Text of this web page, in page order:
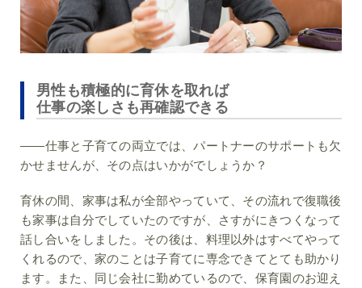
男性も積極的に育休を取れば
仕事の楽しさも再確認できる
――仕事と子育ての両立では、パートナーのサポートも欠
かせませんが、その点はいかがでしょうか？
育休の間、家事は私が全部やっていて、その流れで復職後
も家事は自分でしていたのですが、さすがにきつくなって
話し合いをしました。その後は、料理以外はすべてやって
くれるので、家のことは子育てに専念できてとても助かり
ます。また、同じ会社に勤めているので、保育園のお迎え